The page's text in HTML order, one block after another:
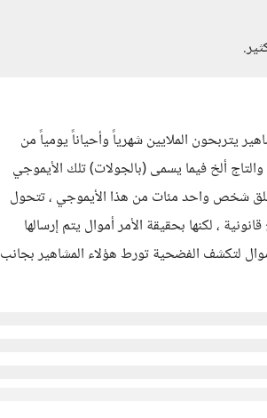
يتربحون الملايين شهرياً وأحياناً يومياً من
ألخ فيما يسمى (بالجولات) تلك الأيموجي
قيمته 500 دولار ، فتخيل أن يتلق شخص واحد مئات من هذا الأيموجي ، تتحول
، لكنها بحقيقة الأمر أموال يتم إرسالها
لتكشف الفضحية تورط هؤلاء المشاهير بجانب